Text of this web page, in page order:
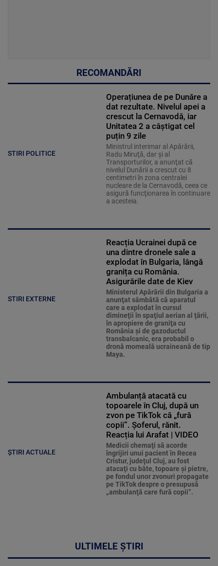
RECOMANDĂRI
STIRI POLITICE
Operațiunea de pe Dunăre a
dat rezultate. Nivelul apei a
crescut la Cernavodă, iar
Unitatea 2 a câștigat cel
puțin 9 zile
Ministrul interimar al Apărării,
Radu Miruţă, dar şi al
Transporturilor, a anunţat că
nivelul Dunării a crescut cu 8
centimetri în zona centralei
nucleare de la Cernavodă, ceea ce
asigură funcţionarea în continuare
a acesteia.
STIRI EXTERNE
Reacția Ucrainei după ce
una dintre dronele sale a
explodat în Bulgaria, lângă
granița cu România.
Asigurările date de Kiev
Ministerul Apărării din Bulgaria a
anunţat sâmbătă că aparatul
care a explodat în cursul
dimineţii în spaţiul aerian al ţării,
în apropiere de graniţa cu
România şi de gazoductul
transbalcanic, era probabil o
dronă momeală ucraineană de tip
Maya.
ȘTIRI ACTUALE
Ambulanță atacată cu
topoarele în Cluj, după un
zvon pe TikTok că „fură
copii”. Șoferul, rănit.
Reacția lui Arafat | VIDEO
Medicii chemaţi să acorde
îngrijiri unui pacient în Recea
Cristur, judeţul Cluj, au fost
atacaţi cu bâte, topoare şi pietre,
pe fondul unor zvonuri propagate
pe TikTok despre o presupusă
„ambulanţă care fură copii”.
ULTIMELE ȘTIRI